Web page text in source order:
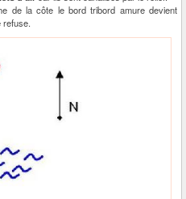
de la côte le bord tribord amure devient
refuse.